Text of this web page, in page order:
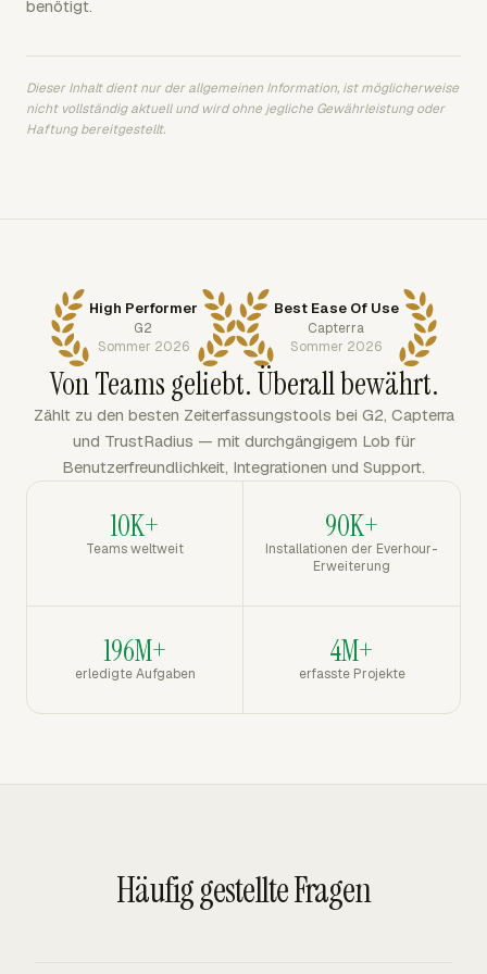
benötigt.
Dieser Inhalt dient nur der allgemeinen Information, ist möglicherweise
nicht vollständig aktuell und wird ohne jegliche Gewährleistung oder
Haftung bereitgestellt.
High Performer
G2
Sommer 2026
Best Ease Of Use
Capterra
Sommer 2026
Von Teams geliebt. Überall bewährt.
Zählt zu den besten Zeiterfassungstools bei G2, Capterra
und TrustRadius — mit durchgängigem Lob für
Benutzerfreundlichkeit, Integrationen und Support.
10K+
Teams weltweit
90K+
Installationen der Everhour-
Erweiterung
196M+
erledigte Aufgaben
4M+
erfasste Projekte
Häufig gestellte Fragen